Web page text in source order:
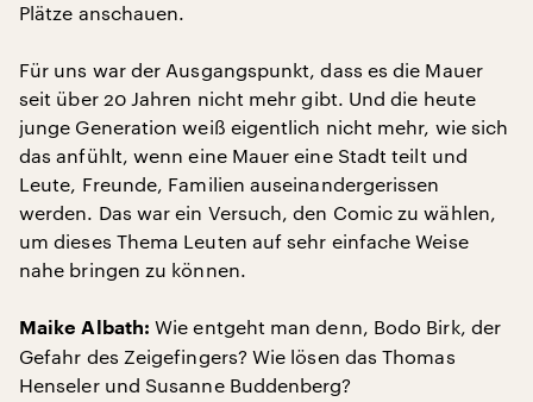
Plätze anschauen.
Für uns war der Ausgangspunkt, dass es die Mauer
seit über 20 Jahren nicht mehr gibt. Und die heute
junge Generation weiß eigentlich nicht mehr, wie sich
das anfühlt, wenn eine Mauer eine Stadt teilt und
Leute, Freunde, Familien auseinandergerissen
werden. Das war ein Versuch, den Comic zu wählen,
um dieses Thema Leuten auf sehr einfache Weise
nahe bringen zu können.
Maike Albath: Wie entgeht man denn, Bodo Birk, der
Gefahr des Zeigefingers? Wie lösen das Thomas
Henseler und Susanne Buddenberg?